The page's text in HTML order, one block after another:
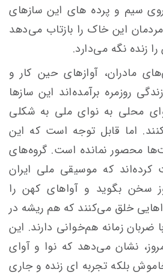
سیم و پرده های این سازهای
مردمان این خاک را بازتاب می‌دهد
زنده نگه می‌دارد.
مادران، آوازهای حین کار و
روزمره برآمده‌اند این سازها
محلی به نوای ملی به شکلی
اما قابل توجه است که این
محصور نمانده است. گروه‌های
که موسیقی ملی ایران
سخن بگوید و آواهای کهن را
خلق می‌کنند که هم ریشه در
ضربان زمانه هم‌خوانی دارند. این
نشان می‌دهد که نوا و آوای
بلکه تجربه ای زنده و جاری